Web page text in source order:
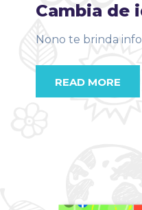
Cambia de
Nono te brinda
READ MORE